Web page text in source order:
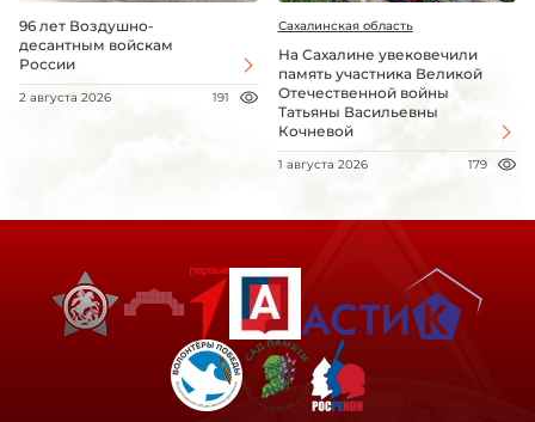
96 лет Воздушно-
десантным войскам
России
2 августа 2026 191
Сахалинская область
На Сахалине увековечили
память участника Великой
Отечественной войны
Татьяны Васильевны
Кочневой
1 августа 2026 179